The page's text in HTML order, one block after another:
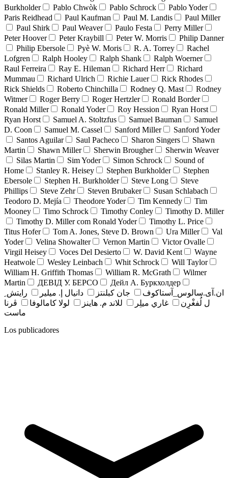
Burkholder
Pablo Chwòk Pablo Schrock
Pablo Yoder
Paris Reidhead
Paul Kaufman Paul M. Landis
Paul Miller
Paul Shirk
Paul Weaver Paulo Festa
Perry Miller
Peter Hoover
Peter Kraybill Peter W. Morris
Philip Danner
Philip Ebersole
Pyè W. Moris R. A. Torrey
Rachel
Lofgren
Ralph Hooley Ralph Shank
Ralph Woerner
Raul Ferreira
Ray E. Hileman Richard Herr
Richard
Mummau
Richard Ulrich Richie Lauer
Rick Rhodes
Rick Shields
Roberto Chinchilla Rodney Q. Mast
Rodney
Witmer
Roger Berry Roger Hertzler
Ronald Border
Ronald Miller
Ronald Yoder Roy Hession
Ryan Horst
Ryan Horst
Samuel A. Stoltzfus Samuel Bauman
Samuel
D. Coon
Samuel M. Cassel Sanford Miller
Sanford Yoder
Santos Aguilar
Saul Pacheco Sharon Singers
Shawn
Martin
Shawn Miller Sherwin Brougher
Sherwin Weaver
Silas Martin
Sim Yoder Simon Schrock
Sound of
Home
Stanley R. Heisey Stephen Burkholder
Stephen
Ebersole
Stephen H. Burkholder Steve Long
Steve
Phillips
Steve Zehr Steven Brubaker
Susan Schlabach
Teodoro D. Mejía
Theodore Yoder Tim Kennedy
Tim
Mooney
Timo Schrock Timothy Conley
Timothy D. Miller
Timothy D. Miller com Ronald Yoder
Timothy L. Price
Titus Hofer
Tom A. Jones, Steve D. Brown Ura Miller
Val
Yoder
Velina Showalter Vernon Martin
Victor Ovalle
Virgil Heisey
Voces Del Desierto W. David Kent
Wayne
Heatwole
Wesley Leinbach Whit Schrock
Will Taylor
William H. Griffith Thomas
William R. McGrath
Wilmer
Martin
ДЕВІД У. БЕРСО
Дейл А. Буркхолдер
ان.آی.سالوس_آستاکوف
جان کبلنتز دانيال إ. ميلير
رايتش ِ
ل لُفغْرِن
غاري ميلِر للاند م. هاينز لولا كامالوفا
ڤرنا
ماست
Los publicadores